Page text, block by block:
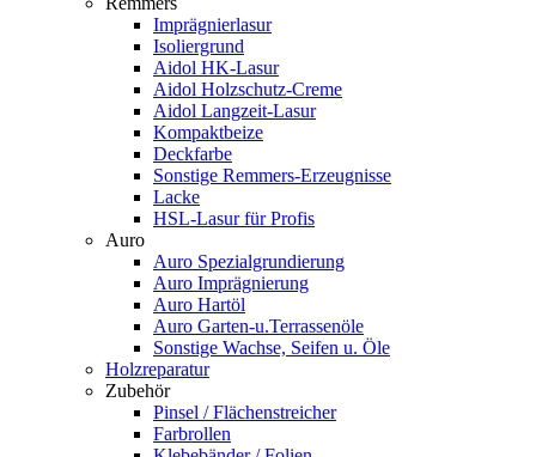
Imprägnierlasur
Isoliergrund
Aidol HK-Lasur
Aidol Holzschutz-Creme
Aidol Langzeit-Lasur
Kompaktbeize
Deckfarbe
Sonstige Remmers-Erzeugnisse
Lacke
HSL-Lasur für Profis
Auro
Auro Spezialgrundierung
Auro Imprägnierung
Auro Hartöl
Auro Garten-u.Terrassenöle
Sonstige Wachse, Seifen u. Öle
Holzreparatur
Zubehör
Pinsel / Flächenstreicher
Farbrollen